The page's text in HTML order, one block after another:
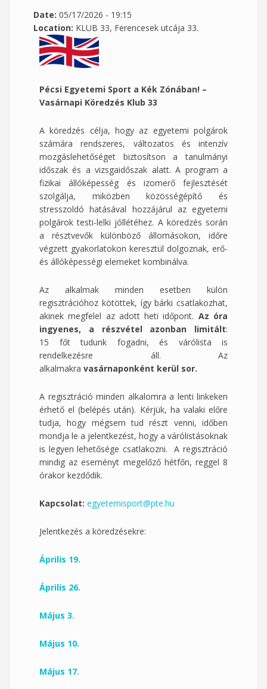
Date: 05/17/2026 - 19:15
Location: KLUB 33, Ferencesek utcája 33.
Pécsi Egyetemi Sport a Kék Zónában! –
Vasárnapi Köredzés Klub 33
A köredzés célja, hogy az egyetemi polgárok
számára rendszeres, változatos és intenzív
mozgáslehetőséget biztosítson a tanulmányi
időszak és a vizsgaidőszak alatt. A program a
fizikai állóképesség és izomerő fejlesztését
szolgálja, miközben közösségépítő és
stresszoldó hatásával hozzájárul az egyetemi
polgárok testi-lelki jóllétéhez. A köredzés során
a résztvevők különböző állomásokon, időre
végzett gyakorlatokon keresztül dolgoznak, erő-
és állóképességi elemeket kombinálva.
Az alkalmak minden esetben külön
regisztrációhoz kötöttek, így bárki csatlakozhat,
akinek megfelel az adott heti időpont. Az óra
ingyenes, a részvétel azonban limitált:
15 főt tudunk fogadni, és várólista is
rendelkezésre áll. Az
alkalmakra vasárnaponként kerül sor.
A regisztráció minden alkalomra a lenti linkeken
érhető el (belépés után). Kérjük, ha valaki előre
tudja, hogy mégsem tud részt venni, időben
mondja le a jelentkezést, hogy a várólistásoknak
is legyen lehetősége csatlakozni. A regisztráció
mindig az eseményt megelőző hétfőn, reggel 8
órakor kezdődik.
Kapcsolat: egyetemisport@pte.hu
Jelentkezés a köredzésekre:
Április 19.
Április 26.
Május 3.
Május 10.
Május 17.